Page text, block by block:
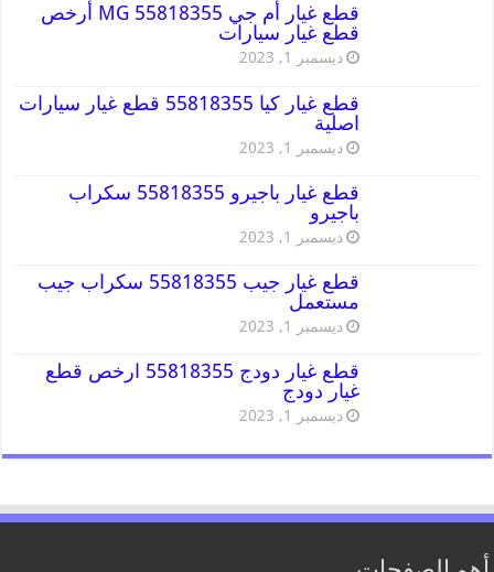
قطع غيار أم جي MG 55818355 أرخص
قطع غيار سيارات
ديسمبر 1, 2023
قطع غيار كيا 55818355 قطع غيار سيارات
اصلية
ديسمبر 1, 2023
قطع غيار باجيرو 55818355 سكراب
باجيرو
ديسمبر 1, 2023
قطع غيار جيب 55818355 سكراب جيب
مستعمل
ديسمبر 1, 2023
قطع غيار دودج 55818355 ارخص قطع
غيار دودج
ديسمبر 1, 2023